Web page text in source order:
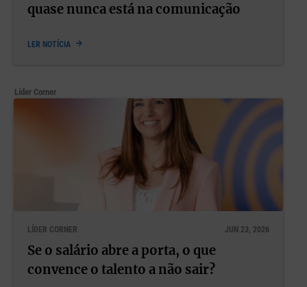
quase nunca está na comunicação
LER NOTÍCIA
Líder Corner
LÍDER CORNER JUN 23, 2026
Se o salário abre a porta, o que
convence o talento a não sair?